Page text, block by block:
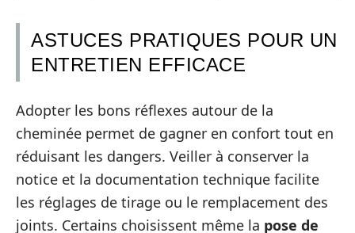
ASTUCES PRATIQUES POUR UN
ENTRETIEN EFFICACE
Adopter les bons réflexes autour de la
cheminée permet de gagner en confort tout en
réduisant les dangers. Veiller à conserver la
notice et la documentation technique facilite
les réglages de tirage ou le remplacement des
joints. Certains choisissent même la pose de